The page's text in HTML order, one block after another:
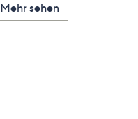
Mehr sehen